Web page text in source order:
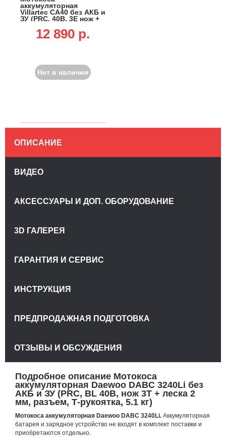
аккумуляторная
Villartec СА40 без АКБ и
ЗУ (PRC, 40В, 3Е нож +
штанга разборная,
ремень, 3.8 кг)
12 890 p.
Нет в наличии
Подробное описание Мотокоса
аккумуляторная Daewoo DABC 3240Li без
АКБ и ЗУ (PRC, BL 40В, нож 3Т + леска 2
мм, разъем, Т-рукоятка, 5.1 кг)
Мотокоса аккумуляторная Daewoo DABC 3240Li. Аккумуляторная
батарея и зарядное устройство не входят в комплект поставки и
приобретаются отдельно.
ОПИСАНИЕ
ВИДЕО
АКСЕССУАРЫ И ДОП. ОБОРУДОВАНИЕ
3D ГАЛЕРЕЯ
ГАРАНТИЯ И СЕРВИС
ИНСТРУКЦИЯ
ПРЕДПРОДАЖНАЯ ПОДГОТОВКА
ОТЗЫВЫ И ОБСУЖДЕНИЯ